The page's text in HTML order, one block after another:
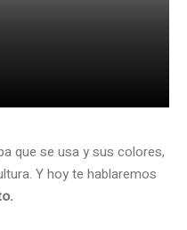
que se usa y sus colores,
Y hoy te hablaremos